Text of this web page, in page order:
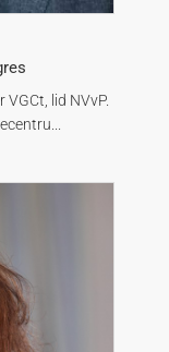
lid NVvP.